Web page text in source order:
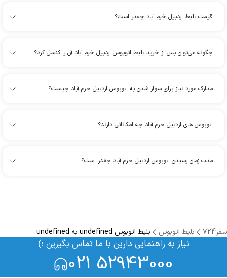
قیمت بلیط اردبیل خرم آباد چقدر است؟
چگونه می‌توان پس از خرید بلیط اتوبوس اردبیل خرم آباد آن را کنسل کرد؟
مدارک مورد نیاز برای سوار شدن به اتوبوس اردبیل خرم آباد چیست؟
اتوبوس های اردبیل خرم آباد چه امکاناتی دارند؟
مدت زمان رسیدن اتوبوس اردبیل خرم آباد چقدر است؟
سفر724 بلیط اتوبوس بلیط اتوبوس undefined به undefined
نیاز به راهنمایی دارین با ما تماس بگیرین :)
021 52943000